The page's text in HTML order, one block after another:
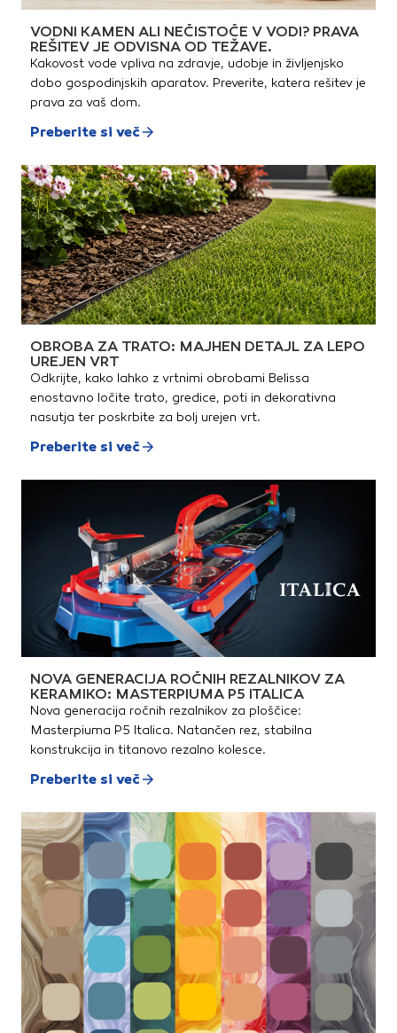
VODNI KAMEN ALI NEČISTOČE V VODI? PRAVA
REŠITEV JE ODVISNA OD TEŽAVE.
Kakovost vode vpliva na zdravje, udobje in življenjsko
dobo gospodinjskih aparatov. Preverite, katera rešitev je
prava za vaš dom.
Preberite si več
OBROBA ZA TRATO: MAJHEN DETAJL ZA LEPO
UREJEN VRT
Odkrijte, kako lahko z vrtnimi obrobami Belissa
enostavno ločite trato, gredice, poti in dekorativna
nasutja ter poskrbite za bolj urejen vrt.
Preberite si več
NOVA GENERACIJA ROČNIH REZALNIKOV ZA
KERAMIKO: MASTERPIUMA P5 ITALICA
Nova generacija ročnih rezalnikov za ploščice:
Masterpiuma P5 Italica. Natančen rez, stabilna
konstrukcija in titanovo rezalno kolesce.
Preberite si več